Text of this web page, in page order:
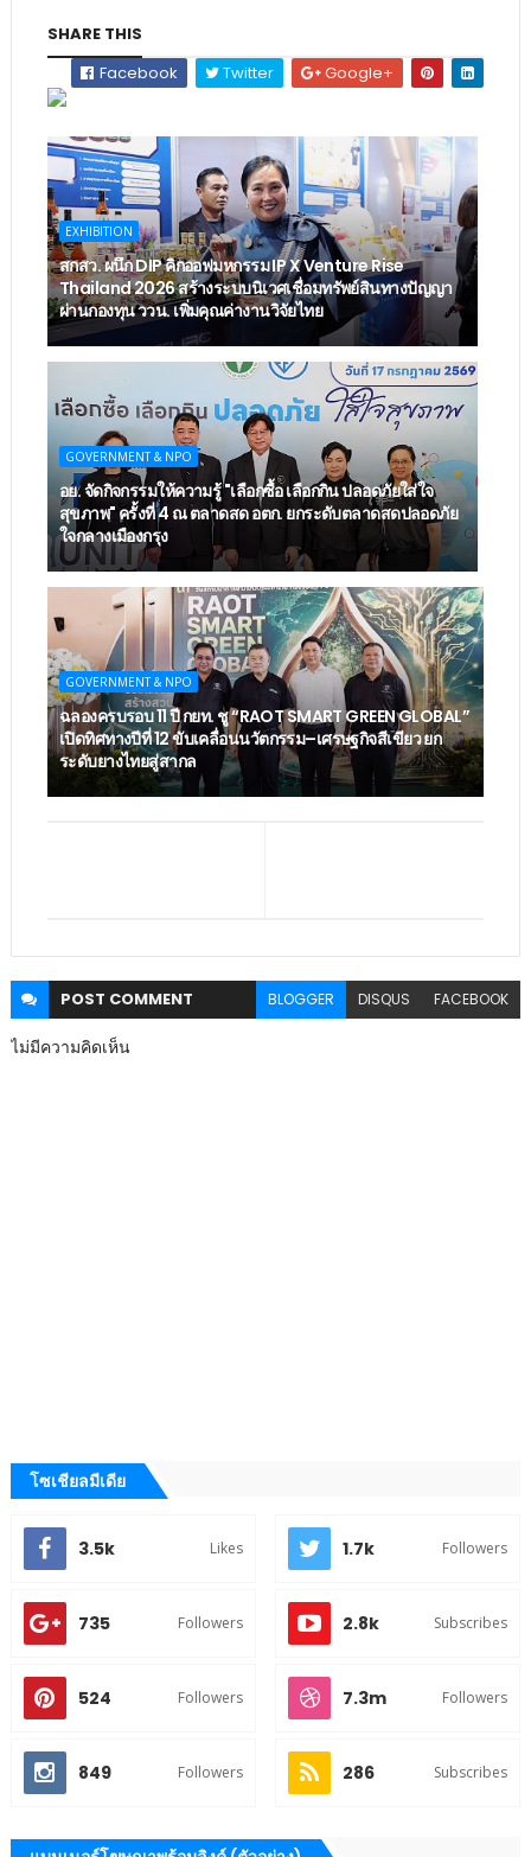
SHARE THIS
Facebook
Twitter Google+
EXHIBITION
สกสว. ผนึก DIP คิกออฟมหกรรม IP X Venture Rise
Thailand 2026 สร้างระบบนิเวศเชื่อมทรัพย์สินทางปัญญา
ผ่านกองทุน ววน. เพิ่มคุณค่างานวิจัยไทย
GOVERNMENT & NPO
อย. จัดกิจกรรมให้ความรู้ "เลือกซื้อ เลือกกิน ปลอดภัยใส่ใจ
สุขภาพ" ครั้งที่ 4 ณ ตลาดสด อตก. ยกระดับตลาดสดปลอดภัย
ใจกลางเมืองกรุง
GOVERNMENT & NPO
ฉลองครบรอบ 11 ปี กยท. ชู “RAOT SMART GREEN GLOBAL”
เปิดทิศทางปีที่ 12 ขับเคลื่อนนวัตกรรม–เศรษฐกิจสีเขียว ยก
ระดับยางไทยสู่สากล
POST COMMENT BLOGGER DISQUS FACEBOOK
ไม่มีความคิดเห็น
โซเชียลมีเดีย
3.5k Likes 1.7k Followers
735 Followers 2.8k Subscribes
524 Followers 7.3m Followers
849 Followers 286 Subscribes